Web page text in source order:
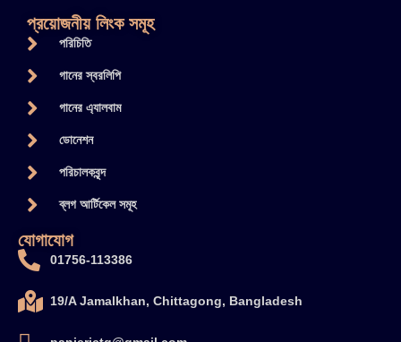
প্রয়োজনীয় লিংক সমূহ
পরিচিতি
গানের স্বরলিপি
গানের এ্যালবাম
ডোনেশন
পরিচালকবৃন্দ
ব্লগ আর্টিকেল সমূহ
যোগাযোগ
01756-113386
19/A Jamalkhan, Chittagong, Bangladesh